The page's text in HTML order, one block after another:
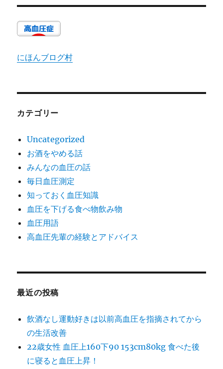
にほんブログ村
カテゴリー
Uncategorized
お酒をやめる話
みんなの血圧の話
毎日血圧測定
知っておく血圧知識
血圧を下げる食べ物飲み物
血圧用語
高血圧先輩の経験とアドバイス
最近の投稿
飲酒なし運動好きは以前高血圧を指摘されてから
の生活改善
22歳女性 血圧上160下90 153cm80kg 食べた後
に寝ると血圧上昇！